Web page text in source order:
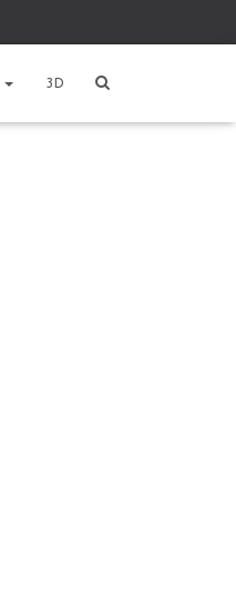
3D